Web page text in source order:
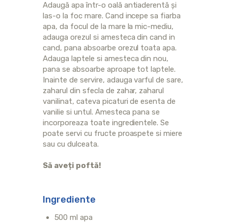
Adaugă apa într-o oală antiaderentă și
las-o la foc mare. Cand incepe sa fiarba
apa, da focul de la mare la mic-mediu,
adauga orezul si amesteca din cand in
cand, pana absoarbe orezul toata apa.
Adauga laptele si amesteca din nou,
pana se absoarbe aproape tot laptele.
Inainte de servire, adauga varful de sare,
zaharul din sfecla de zahar, zaharul
vanilinat, cateva picaturi de esenta de
vanilie si untul. Amesteca pana se
incorporeaza toate ingredientele. Se
poate servi cu fructe proaspete si miere
sau cu dulceata.
Să aveți poftă!
Ingrediente
500 ml apa